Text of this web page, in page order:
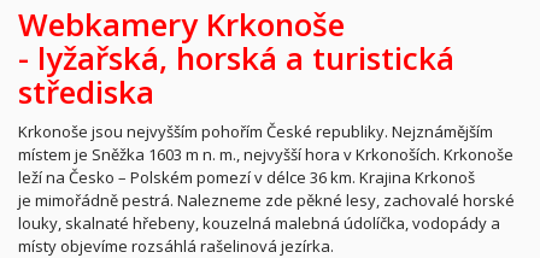
Webkamery Krkonoše
- lyžařská, horská a turistická
střediska
Krkonoše jsou nejvyšším pohořím České republiky. Nejznámějším
místem je Sněžka 1603 m n. m., nejvyšší hora v Krkonoších. Krkonoše
leží na Česko – Polském pomezí v délce 36 km. Krajina Krkonoš
je mimořádně pestrá. Nalezneme zde pěkné lesy, zachovalé horské
louky, skalnaté hřebeny, kouzelná malebná údolíčka, vodopády a
místy objevíme rozsáhlá rašelinová jezírka.